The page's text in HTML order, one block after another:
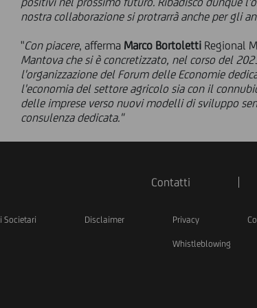
nostra collaborazione si protrarrà anche per gli
"Con piacere, afferma Marco Bortoletti Regional
Mantova che si è concretizzato, nel corso del
l'organizzazione del Forum delle Economie
l'economia del settore agricolo sia con il
delle imprese verso nuovi modelli di sviluppo
consulenza dedicata."
Contatti
Societari Disclaimer Privacy
Whistleblowing